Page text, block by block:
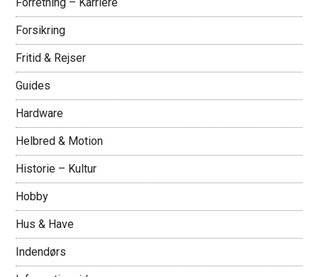
Forsikring
Fritid & Rejser
Guides
Hardware
Helbred & Motion
Historie – Kultur
Hobby
Hus & Have
Indendørs